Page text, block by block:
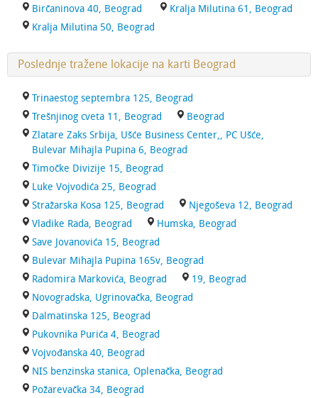
Birčaninova 40, Beograd
Kralja Milutina 61, Beograd
Kralja Milutina 50, Beograd
Poslednje tražene lokacije na karti Beograd
Trinaestog septembra 125, Beograd
Trešnjinog cveta 11, Beograd
Beograd
Zlatare Zaks Srbija, Ušće Business Center,, PC Ušće,
Bulevar Mihajla Pupina 6, Beograd
Timočke Divizije 15, Beograd
Luke Vojvodića 25, Beograd
Stražarska Kosa 125, Beograd
Njegoševa 12, Beograd
Vladike Rada, Beograd
Humska, Beograd
Save Jovanovića 15, Beograd
Bulevar Mihajla Pupina 165v, Beograd
Radomira Markovića, Beograd
19, Beograd
Novogradska, Ugrinovačka, Beograd
Dalmatinska 125, Beograd
Pukovnika Purića 4, Beograd
Vojvođanska 40, Beograd
NIS benzinska stanica, Oplenačka, Beograd
Požarevačka 34, Beograd